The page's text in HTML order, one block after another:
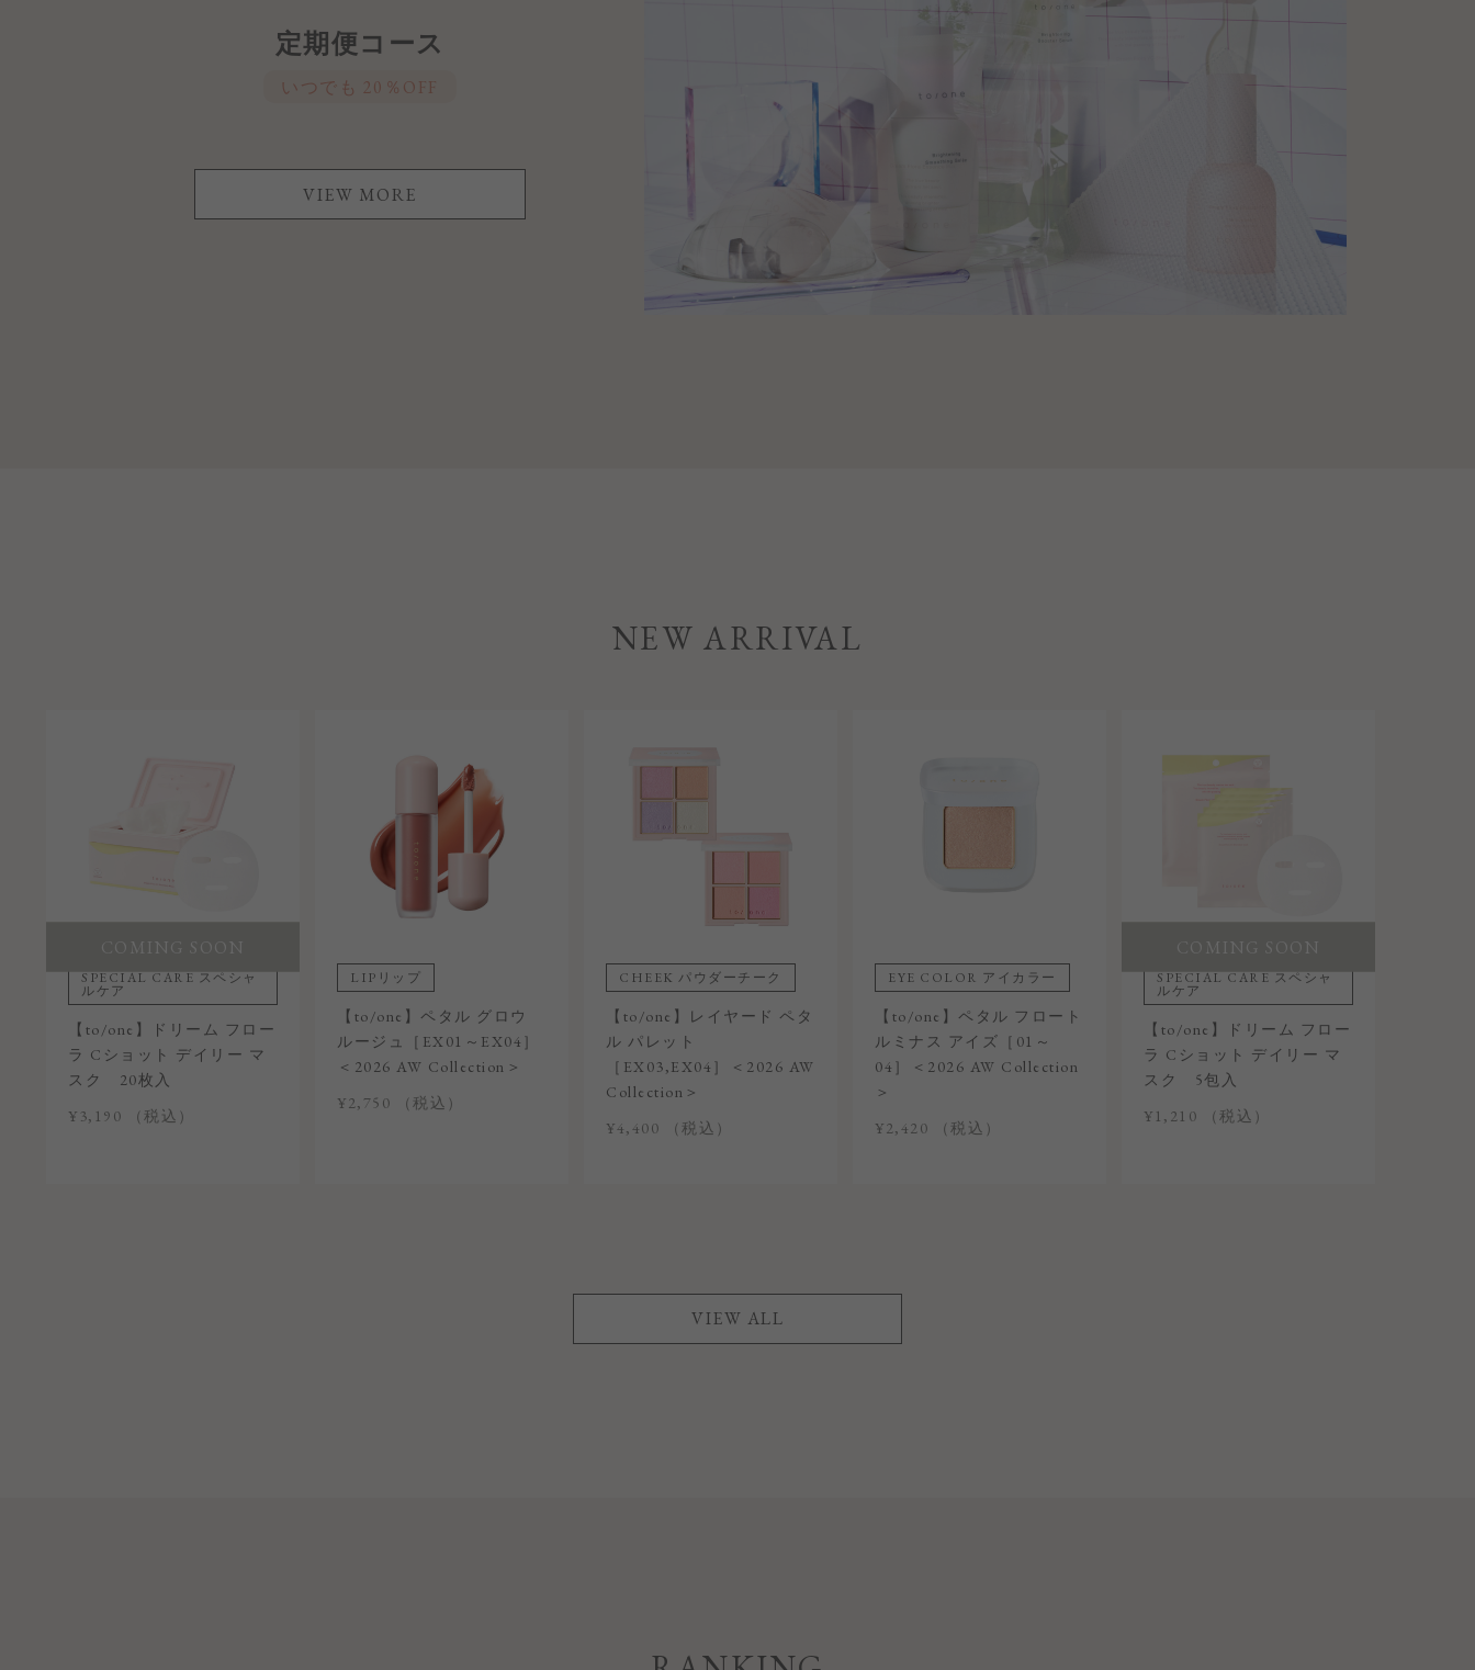
定期便コース
いつでも 20％OFF
VIEW MORE
NEW ARRIVAL
COMING SOON
COMING SOON
SPECIAL CARE スペシャ
ルケア
【to/one】ドリーム フロー
ラ Cショット デイリー マ
スク 20枚入
¥3,190 （税込）
LIPリップ
【to/one】ペタル グロウ
ルージュ［EX01～EX04］
＜2026 AW Collection＞
¥2,750 （税込）
CHEEK パウダーチーク
【to/one】レイヤード ペタ
ル パレット
［EX03,EX04］＜2026 AW
Collection＞
¥4,400 （税込）
EYE COLOR アイカラー
【to/one】ペタル フロート
ルミナス アイズ［01～
04］＜2026 AW Collection
＞
¥2,420 （税込）
COMING SOON
COMING SOON
SPECIAL CARE スペシャ
ルケア
【to/one】ドリーム フロー
ラ Cショット デイリー マ
スク 5包入
¥1,210 （税込）
VIEW ALL